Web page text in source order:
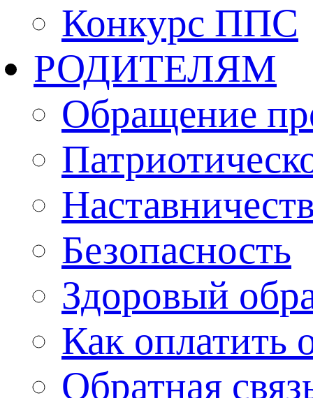
Конкурс ППС
РОДИТЕЛЯМ
Обращение
Безопасность
Здоровый
Как оплатить
Обратная